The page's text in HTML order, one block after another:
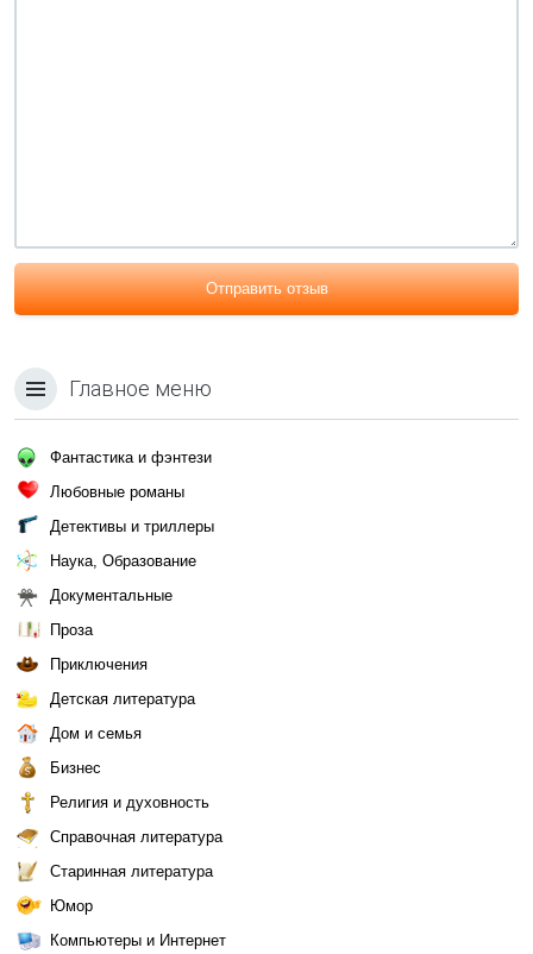
Отправить отзыв
Главное меню
Фантастика и фэнтези
Любовные романы
Детективы и триллеры
Наука, Образование
Документальные
Проза
Приключения
Детская литература
Дом и семья
Бизнес
Религия и духовность
Справочная литература
Старинная литература
Юмор
Компьютеры и Интернет